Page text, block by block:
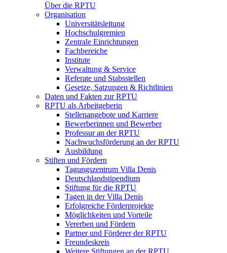
Über die RPTU
Organisation
Universitätsleitung
Hochschulgremien
Zentrale Einrichtungen
Fachbereiche
Institute
Verwaltung & Service
Referate und Stabsstellen
Gesetze, Satzungen & Richtlinien
Daten und Fakten zur RPTU
RPTU als Arbeitgeberin
Stellenangebote und Karriere
Bewerberinnen und Bewerber
Professur an der RPTU
Nachwuchsförderung an der RPTU
Ausbildung
Stiften und Fördern
Tagungszentrum Villa Denis
Deutschlandstipendium
Stiftung für die RPTU
Tagen in der Villa Denis
Erfolgreiche Förderprojekte
Möglichkeiten und Vorteile
Vererben und Fördern
Partner und Förderer der RPTU
Freundeskreis
Weitere Stiftungen an der RPTU